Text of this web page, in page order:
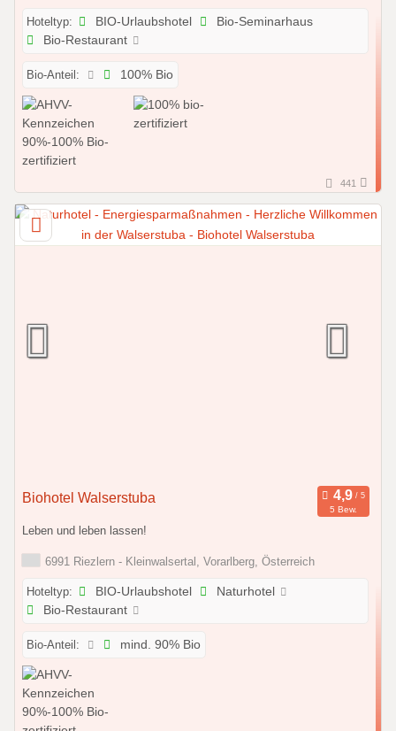
Hoteltyp: BIO-Urlaubshotel
Bio-Seminarhaus
Bio-Restaurant
Bio-Anteil: 100% Bio
441
Biohotel Walserstuba
5 Bew.
Leben und leben lassen!
6991 Riezlern - Kleinwalsertal, Vorarlberg, Österreich
Hoteltyp: BIO-Urlaubshotel
Naturhotel
Bio-Restaurant
Bio-Anteil: mind. 90% Bio